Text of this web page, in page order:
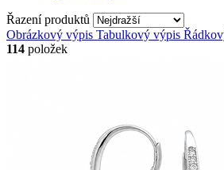
Řazení produktů
Obrázkový výpis Tabulkový výpis
114 položek